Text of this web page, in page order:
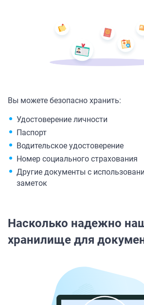
Вы можете безопасно хранить:
Удостоверение личности
Паспорт
Водительское удостоверение
Номер социального страхования
Другие документы с
заметок
Насколько надежно
хранилище для